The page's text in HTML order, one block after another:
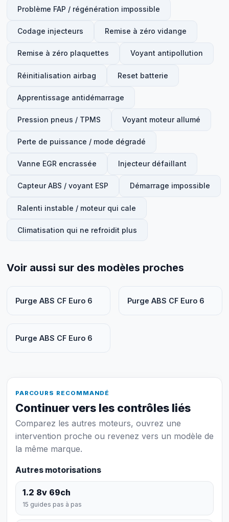
Problème FAP / régénération impossible
Codage injecteurs Remise à zéro vidange
Remise à zéro plaquettes Voyant antipollution
Réinitialisation airbag Reset batterie
Apprentissage antidémarrage
Pression pneus / TPMS Voyant moteur allumé
Perte de puissance / mode dégradé
Vanne EGR encrassée Injecteur défaillant
Capteur ABS / voyant ESP Démarrage impossible
Ralenti instable / moteur qui cale
Climatisation qui ne refroidit plus
Voir aussi sur des modèles proches
Purge ABS CF Euro 6 Purge ABS CF Euro 6
Purge ABS CF Euro 6
PARCOURS RECOMMANDÉ
Continuer vers les contrôles liés
Comparez les autres moteurs, ouvrez une
intervention proche ou revenez vers un modèle de
la même marque.
Autres motorisations
1.2 8v 69ch
15 guides pas à pas